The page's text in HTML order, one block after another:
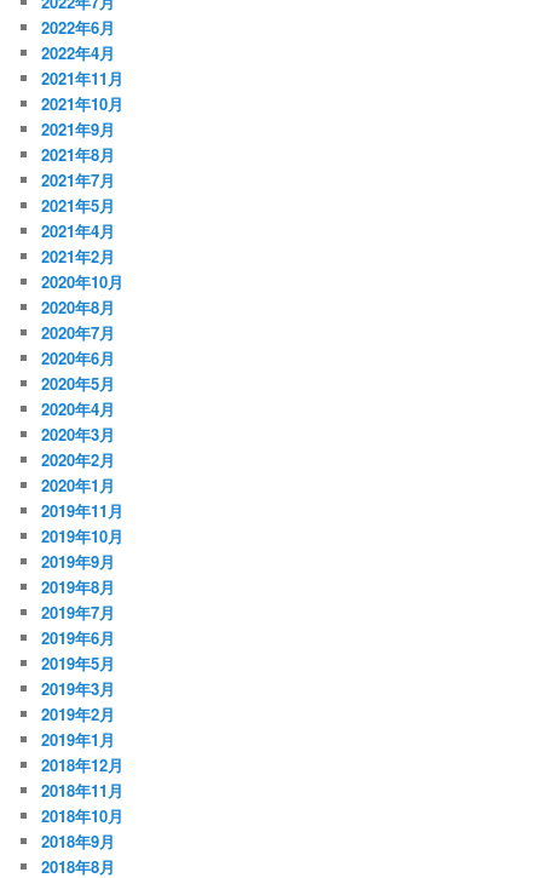
2022年6月
2022年4月
2021年11月
2021年10月
2021年9月
2021年8月
2021年7月
2021年5月
2021年4月
2021年2月
2020年10月
2020年8月
2020年7月
2020年6月
2020年5月
2020年4月
2020年3月
2020年2月
2020年1月
2019年11月
2019年10月
2019年9月
2019年8月
2019年7月
2019年6月
2019年5月
2019年3月
2019年2月
2019年1月
2018年12月
2018年11月
2018年10月
2018年9月
2018年8月